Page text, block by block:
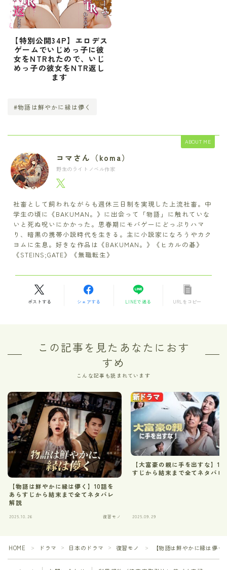
【特別公開34P】エロデス
ゲームでいじめっ子に彼
女をNTRれたので、いじ
めっ子の彼女をNTR返し
ます
#物語は鮮やかに縁は儚く
ABOUT ME
コマさん（koma）
野生のライトノベル作家
社畜として飼われながらも週休三日制を実現した上流社畜。中
学生の頃に《BAKUMAN。》に出会って「物語」に触れていな
いと死ぬ呪いにかかった。思春期にモバゲーにどっぷりハマ
り、暗黒の携帯小説時代を生きる。主に小説家になろうやカク
ヨムに生息。好きな作品は《BAKUMAN。》《ヒカルの碁》
《STEINS;GATE》《無職転生》
ポストする シェアする LINEで送る URLをコピー
この記事を見たあなたにおす
すめ
こんな記事も読まれています
【物語は鮮やかに縁は儚く】10話を
あらすじから結末まで全てネタバレ
解説
2025.10.26 復習モノ
【大富豪の親に手を出すな】15
すじから結末まで全てネタバレ
2025.09.29
HOME ＞ ドラマ ＞ 日本のドラマ ＞ 復習モノ ＞ 【物語は鮮やかに縁は儚